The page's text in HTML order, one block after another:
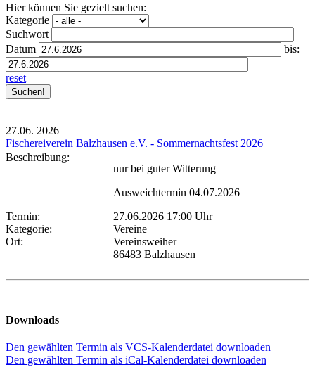
Hier können Sie gezielt suchen:
Kategorie
Suchwort
Datum
bis:
reset
27.06. 2026
Fischereiverein Balzhausen e.V. - Sommernachtsfest 2026
Beschreibung:
nur bei guter Witterung
Ausweichtermin 04.07.2026
Termin:
27.06.2026 17:00 Uhr
Kategorie:
Vereine
Ort:
Vereinsweiher
86483 Balzhausen
Downloads
Den gewählten Termin als VCS-Kalenderdatei downloaden
Den gewählten Termin als iCal-Kalenderdatei downloaden